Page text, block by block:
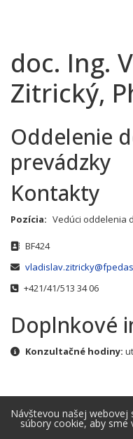
doc. Ing.
Zitrický,
Oddelenie
prevádzky
Kontakty
Pozícia: Vedúci oddelenia
Adresa
BF424
E-mail
Telefónne číslo
+421/41/513 34 06
Doplnkové
Doplnkové informácie
Konzultačné hodiny:
Návštevou našej webovej
súbory cookie, aby sme